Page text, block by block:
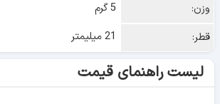
وزن:
5 گرم
قطر:
21 میلیمتر
لیست راهنمای قیمت